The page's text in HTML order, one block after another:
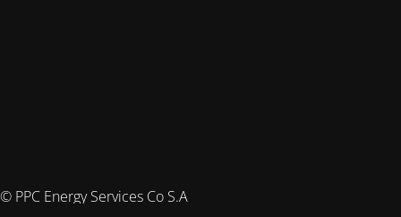
© PPC Energy Services Co S.A